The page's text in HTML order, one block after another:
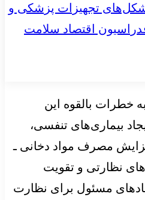
تجهیزات پزشکی و
اقتصاد سلامت
خطرات بالقوه این
بیماری‌های تنفسی،
مصرف مواد دخانی ـ
نظارتی و تقویت
مسئول برای نظارت